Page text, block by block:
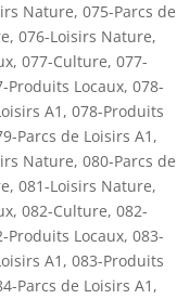
Nature, 075-Parcs de
, 076-Loisirs Nature,
, 077-Culture, 077-
Produits Locaux, 078-
A1 , 078-Produits
Parcs de Loisirs A1 ,
Nature, 080-Parcs de
, 081-Loisirs Nature,
, 082-Culture, 082-
Produits Locaux, 083-
A1 , 083-Produits
Parcs de Loisirs A1 ,